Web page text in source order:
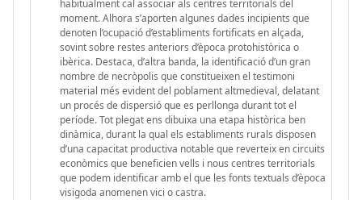
habitualment cal associar als centres territorials del
moment. Alhora s’aporten algunes dades incipients que
denoten l’ocupació d’establiments fortificats en alçada,
sovint sobre restes anteriors d’època protohistòrica o
ibèrica. Destaca, d’altra banda, la identificació d’un gran
nombre de necròpolis que constitueixen el testimoni
material més evident del poblament altmedieval, delatant
un procés de dispersió que es perllonga durant tot el
període. Tot plegat ens dibuixa una etapa històrica ben
dinàmica, durant la qual els establiments rurals disposen
d’una capacitat productiva notable que reverteix en circuits
econòmics que beneficien vells i nous centres territorials
que podem identificar amb el que les fonts textuals d’època
visigoda anomenen vici o castra.